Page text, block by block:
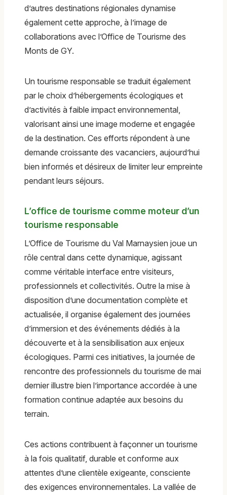
d’autres destinations régionales dynamise
également cette approche, à l’image de
collaborations avec l’Office de Tourisme des
Monts de GY.
Un tourisme responsable se traduit également
par le choix d’hébergements écologiques et
d’activités à faible impact environnemental,
valorisant ainsi une image moderne et engagée
de la destination. Ces efforts répondent à une
demande croissante des vacanciers, aujourd’hui
bien informés et désireux de limiter leur empreinte
pendant leurs séjours.
L’office de tourisme comme moteur d’un
tourisme responsable
L’Office de Tourisme du Val Marnaysien joue un
rôle central dans cette dynamique, agissant
comme véritable interface entre visiteurs,
professionnels et collectivités. Outre la mise à
disposition d’une documentation complète et
actualisée, il organise également des journées
d’immersion et des événements dédiés à la
découverte et à la sensibilisation aux enjeux
écologiques. Parmi ces initiatives, la journée de
rencontre des professionnels du tourisme de mai
dernier illustre bien l’importance accordée à une
formation continue adaptée aux besoins du
terrain.
Ces actions contribuent à façonner un tourisme
à la fois qualitatif, durable et conforme aux
attentes d’une clientèle exigeante, consciente
des exigences environnementales. La vallée de